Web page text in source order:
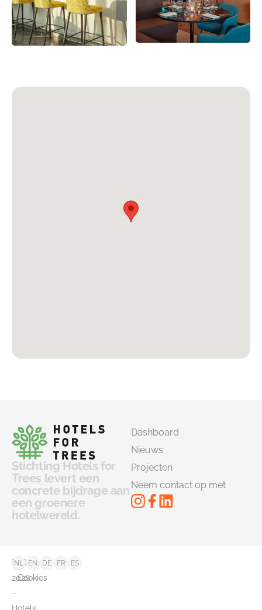
Stichting Hotels for
Trees levert een
concrete bijdrage aan
een groenere
hotelwereld.
Dashboard
Nieuws
Projecten
Neem contact op met
©
2026
–
Hotels
FAQ
Cookies
NL EN DE FR ES